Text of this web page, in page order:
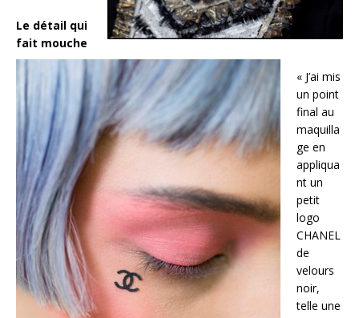
Le détail qui
fait mouche
« J’ai mis
un point
final au
maquilla
ge en
appliqua
nt un
petit
logo
CHANEL
de
velours
noir,
telle une